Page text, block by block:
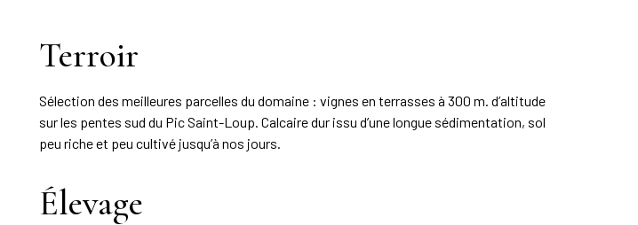
Terroir
Sélection des meilleures parcelles du domaine : vignes en terrasses à 300 m. d’altitude
sur les pentes sud du Pic Saint-Loup. Calcaire dur issu d’une longue sédimentation, sol
peu riche et peu cultivé jusqu’à nos jours.
Élevage